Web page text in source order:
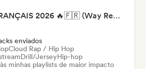
RAP FRANÇAIS 2026 🔥🇫🇷 (Way Records)
enviados
Cloud Rap / Hip Hop
Drill/JerseyHip-hop
minhas playlists de maior impacto